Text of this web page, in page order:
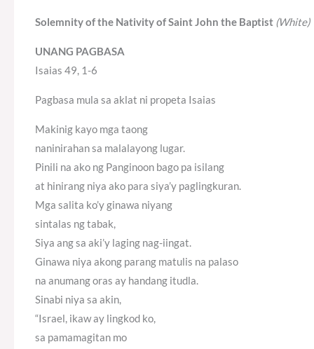
Solemnity of the Nativity of Saint John the Baptist (White)
UNANG PAGBASA
Isaias 49, 1-6
Pagbasa mula sa aklat ni propeta Isaias
Makinig kayo mga taong
naninirahan sa malalayong lugar.
Pinili na ako ng Panginoon bago pa isilang
at hinirang niya ako para siya’y paglingkuran.
Mga salita ko’y ginawa niyang
sintalas ng tabak,
Siya ang sa aki’y laging nag-iingat.
Ginawa niya akong parang matulis na palaso
na anumang oras ay handang itudla.
Sinabi niya sa akin,
“Israel, ikaw ay lingkod ko,
sa pamamagitan mo